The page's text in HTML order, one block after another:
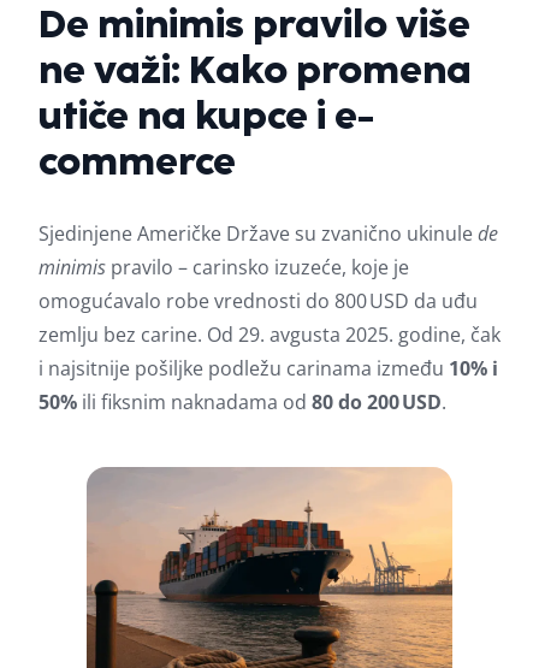
De minimis pravilo više
ne važi: Kako promena
utiče na kupce i e-
commerce
Sjedinjene Američke Države su zvanično ukinulede
minimis pravilo – carinsko izuzeće, koje je
omogućavalo robe vrednosti do 800 USD da uđu
zemlju bez carine. Od 29. avgusta 2025. godine, čak
i najsitnije pošiljke podležu carinama između 10% i
50% ili fiksnim naknadama od 80 do 200 USD.